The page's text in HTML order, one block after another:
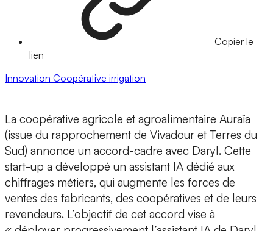
Copier le
lien
Innovation Coopérative irrigation
La coopérative agricole et agroalimentaire Auraïa
(issue du rapprochement de Vivadour et Terres du
Sud) annonce un accord-cadre avec Daryl. Cette
start-up a développé un assistant IA dédié aux
chiffrages métiers, qui augmente les forces de
ventes des fabricants, des coopératives et de leurs
revendeurs. L’objectif de cet accord vise à